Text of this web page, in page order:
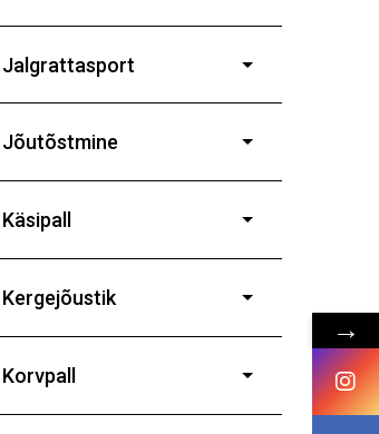
Jalgrattasport
poistele ja tüdrukutele
Jõutõstmine
tüdrukutele
Käsipall
Kergejõustik
Korvpall
→